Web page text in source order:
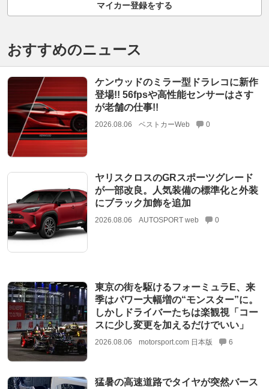
マイカー登録をする
おすすめのニュース
ケンウッドのミラー型ドラレコに新作
登場!! 56fpsや高性能センサーはさす
が老舗の仕事!!
2026.08.06 ベストカーWeb 0
ヤリスクロスのGRスポーツグレード
が一部改良。人気装備の標準化と外装
にブラック加飾を追加
2026.08.06 AUTOSPORT web 0
東京の街を駆けるフォーミュラE、来
季はパワー大幅増の“モンスター”に。
しかしドライバーたちは楽観視「コー
スに少し変更を加えるだけでいい」
2026.08.06 motorsport.com 日本版 6
猛暑の高速道路でタイヤが突然バース